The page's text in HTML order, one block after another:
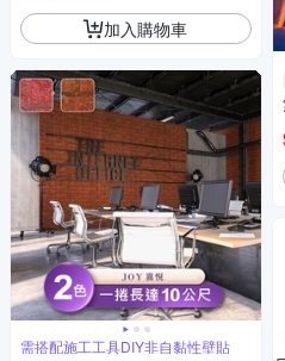
加入購物車
需搭配施工工具DIY非自黏性壁貼